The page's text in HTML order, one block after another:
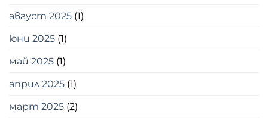
август 2025 (1)
юни 2025 (1)
май 2025 (1)
април 2025 (1)
март 2025 (2)